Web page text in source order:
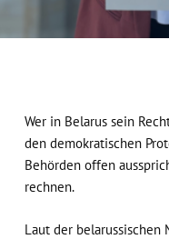
Wer in Belarus sein
den demokratischen
Behörden offen
rechnen.
Laut der belarussischen